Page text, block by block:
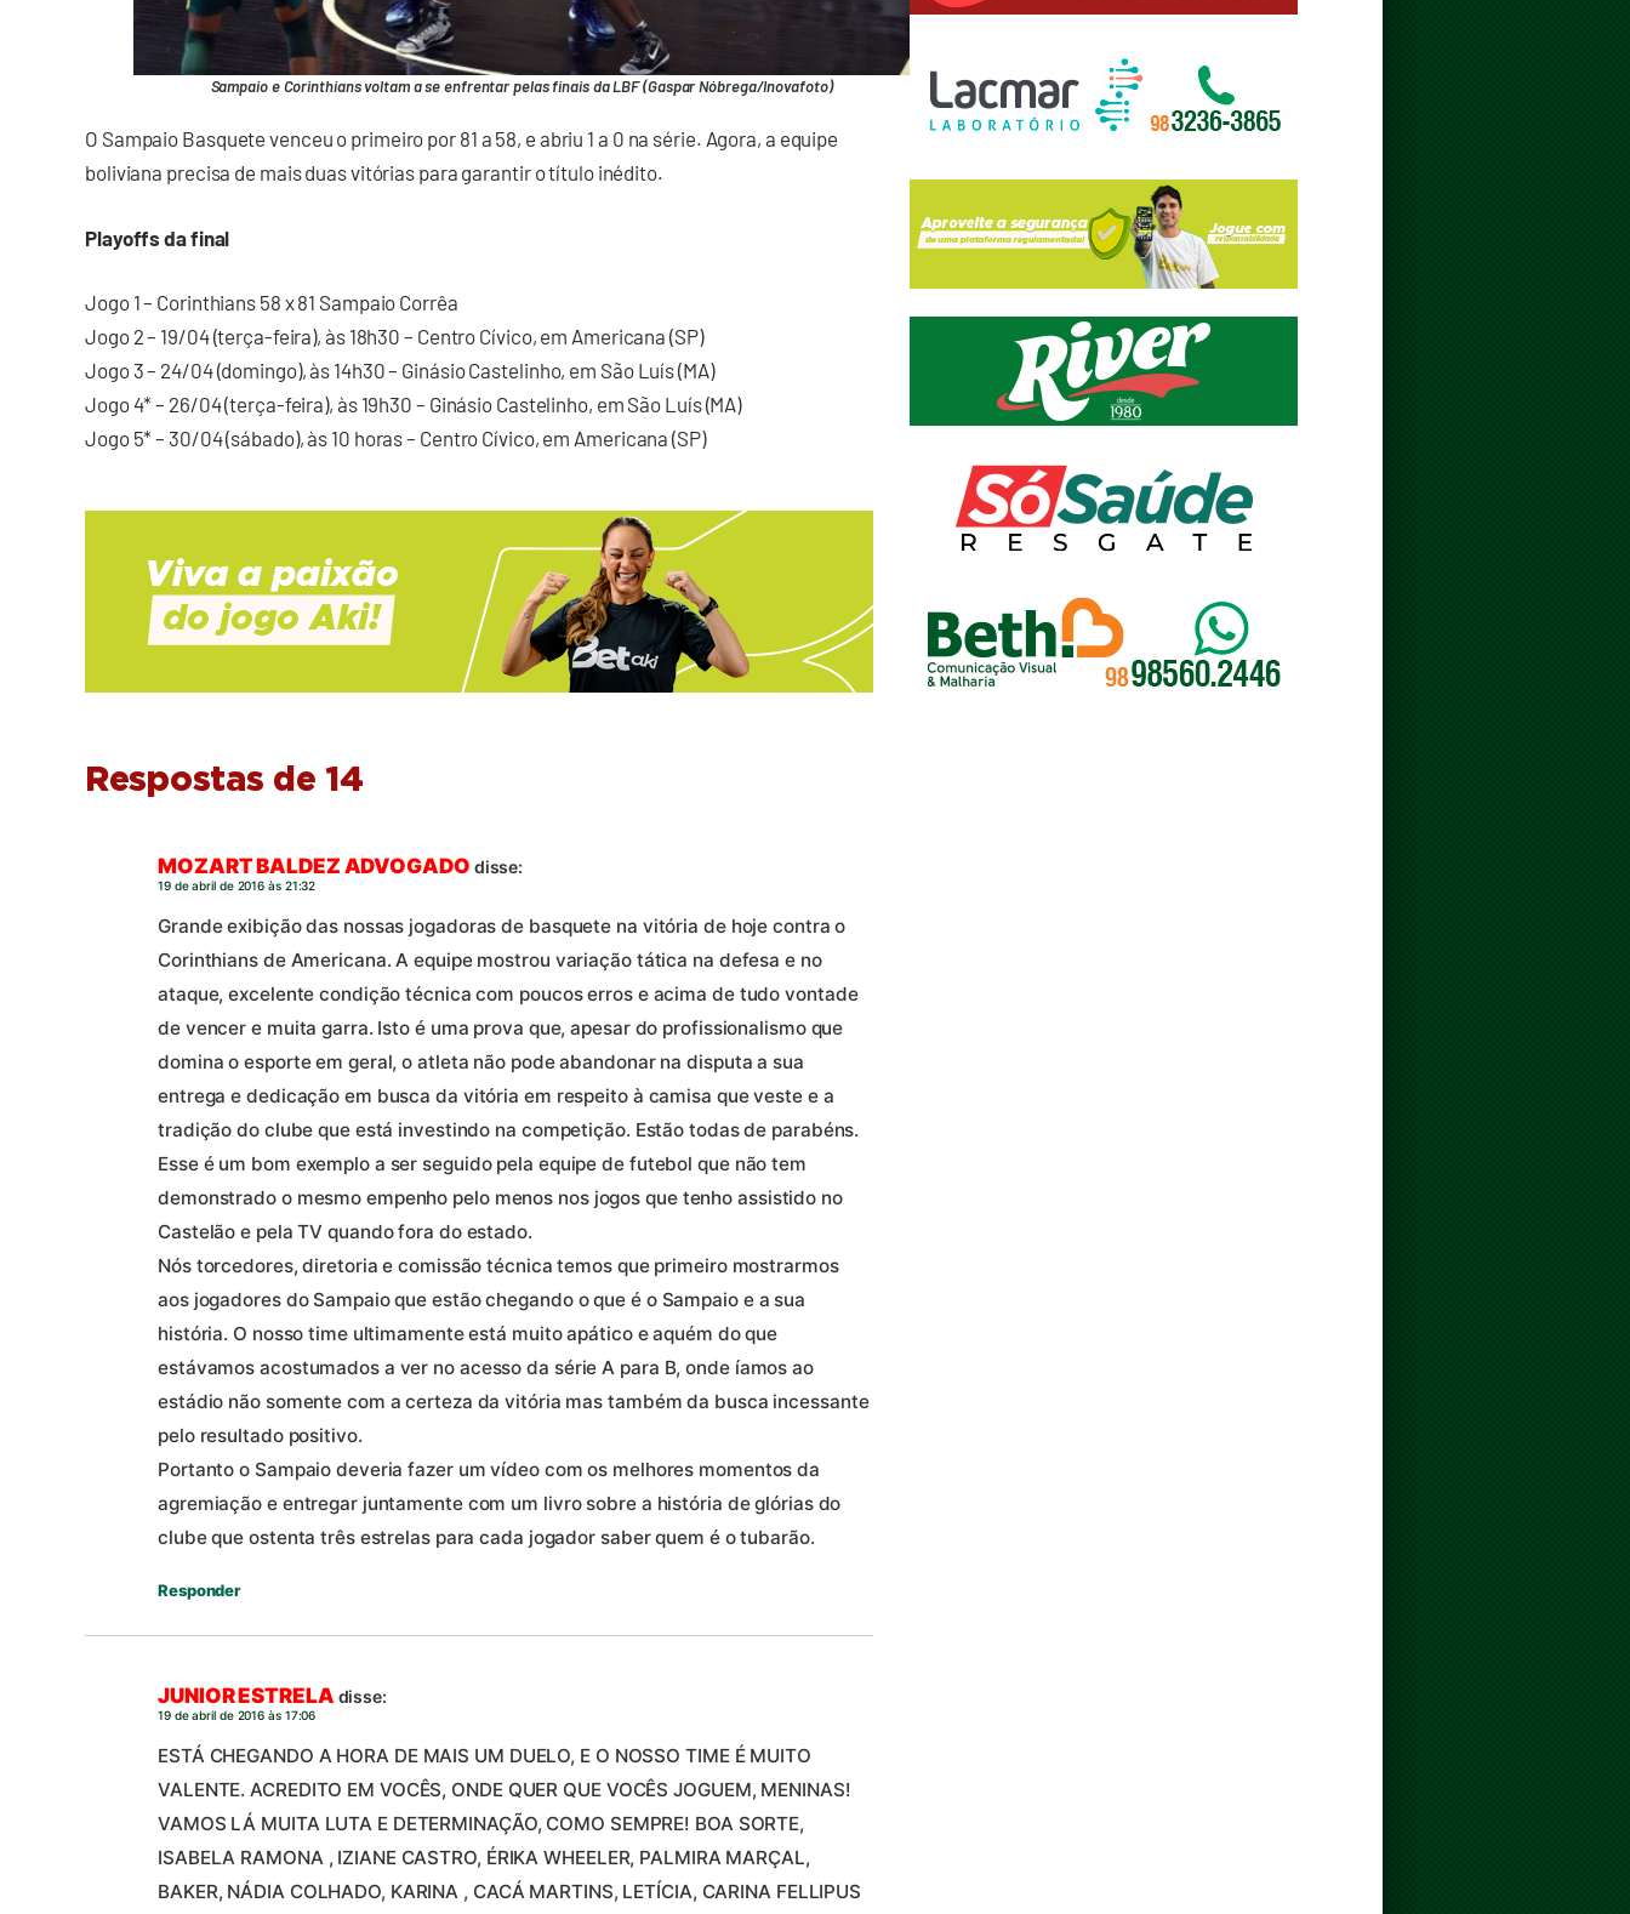
Sampaio e Corinthians voltam a se enfrentar pelas finais da LBF (Gaspar Nóbrega/Inovafoto)
O Sampaio Basquete venceu o primeiro por 81 a 58, e abriu 1 a 0 na série. Agora, a equipe
boliviana precisa de mais duas vitórias para garantir o título inédito.
Playoffs da final
Jogo 1 – Corinthians 58 x 81 Sampaio Corrêa
Jogo 2 – 19/04 (terça-feira), às 18h30 – Centro Cívico, em Americana (SP)
Jogo 3 – 24/04 (domingo), às 14h30 – Ginásio Castelinho, em São Luís (MA)
Jogo 4* – 26/04 (terça-feira), às 19h30 – Ginásio Castelinho, em São Luís (MA)
Jogo 5* – 30/04 (sábado), às 10 horas – Centro Cívico, em Americana (SP)
Respostas de 14
MOZART BALDEZ ADVOGADO disse:
19 de abril de 2016 às 21:32
Grande exibição das nossas jogadoras de basquete na vitória de hoje contra o
Corinthians de Americana. A equipe mostrou variação tática na defesa e no
ataque, excelente condição técnica com poucos erros e acima de tudo vontade
de vencer e muita garra. Isto é uma prova que, apesar do profissionalismo que
domina o esporte em geral, o atleta não pode abandonar na disputa a sua
entrega e dedicação em busca da vitória em respeito à camisa que veste e a
tradição do clube que está investindo na competição. Estão todas de parabéns.
Esse é um bom exemplo a ser seguido pela equipe de futebol que não tem
demonstrado o mesmo empenho pelo menos nos jogos que tenho assistido no
Castelão e pela TV quando fora do estado.
Nós torcedores, diretoria e comissão técnica temos que primeiro mostrarmos
aos jogadores do Sampaio que estão chegando o que é o Sampaio e a sua
história. O nosso time ultimamente está muito apático e aquém do que
estávamos acostumados a ver no acesso da série A para B, onde íamos ao
estádio não somente com a certeza da vitória mas também da busca incessante
pelo resultado positivo.
Portanto o Sampaio deveria fazer um vídeo com os melhores momentos da
agremiação e entregar juntamente com um livro sobre a história de glórias do
clube que ostenta três estrelas para cada jogador saber quem é o tubarão.
Responder
JUNIOR ESTRELA disse:
19 de abril de 2016 às 17:06
ESTÁ CHEGANDO A HORA DE MAIS UM DUELO, E O NOSSO TIME É MUITO
VALENTE. ACREDITO EM VOCÊS, ONDE QUER QUE VOCÊS JOGUEM, MENINAS!
VAMOS LÁ MUITA LUTA E DETERMINAÇÃO, COMO SEMPRE! BOA SORTE,
ISABELA RAMONA , IZIANE CASTRO, ÉRIKA WHEELER, PALMIRA MARÇAL,
BAKER, NÁDIA COLHADO, KARINA , CACÁ MARTINS, LETÍCIA, CARINA FELLIPUS